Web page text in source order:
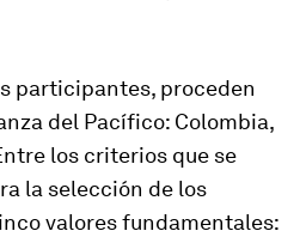
participantes, proceden
del Pacífico: Colombia,
los criterios que se
la selección de los
valores fundamentales: